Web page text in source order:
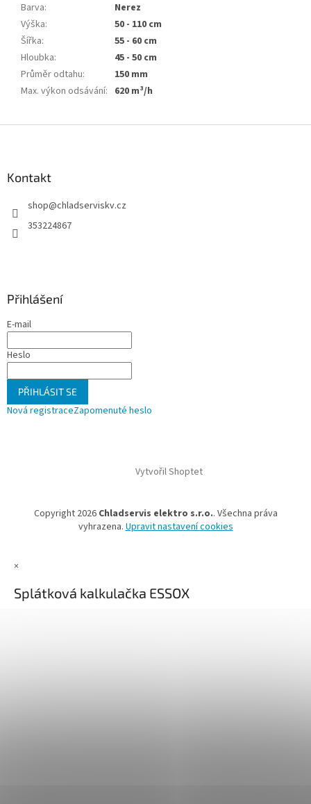
Barva:
Nerez
Výška:
50 - 110 cm
Šířka:
55 - 60 cm
Hloubka:
45 - 50 cm
Průměr odtahu:
150 mm
Max. výkon odsávání: 620 m³/h
Kontakt
shop@chladserviskv.cz
353224867
Přihlášení
E-mail
Heslo
PŘIHLÁSIT SE
Nová registraceZapomenuté heslo
Vytvořil Shoptet
Copyright 2026 Chladservis elektro s.r.o.. Všechna práva
vyhrazena.Upravit nastavení cookies
×
Splátková kalkulačka ESSOX